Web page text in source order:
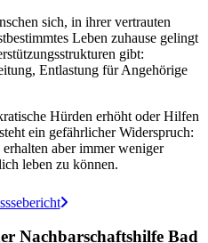
sich, in ihrer vertrauten
Leben zuhause gelingt
gibt:
Entlastung für Angehörige
Hürden erhöht oder Hilfen
ein gefährlicher Widerspruch:
aber immer weniger
leben zu können.
Nachbarschaftshilfe Bad